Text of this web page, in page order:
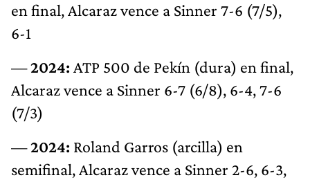
en final, Alcaraz vence a Sinner 7-6 (7/5),
6-1
—2024: ATP 500 de Pekín (dura) en final,
Alcaraz vence a Sinner 6-7 (6/8), 6-4, 7-6
(7/3)
—2024: Roland Garros (arcilla) en
semifinal, Alcaraz vence a Sinner 2-6, 6-3,